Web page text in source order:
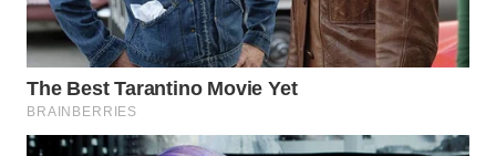
WN
TEBING
TINGGI
WN
PAKPAK